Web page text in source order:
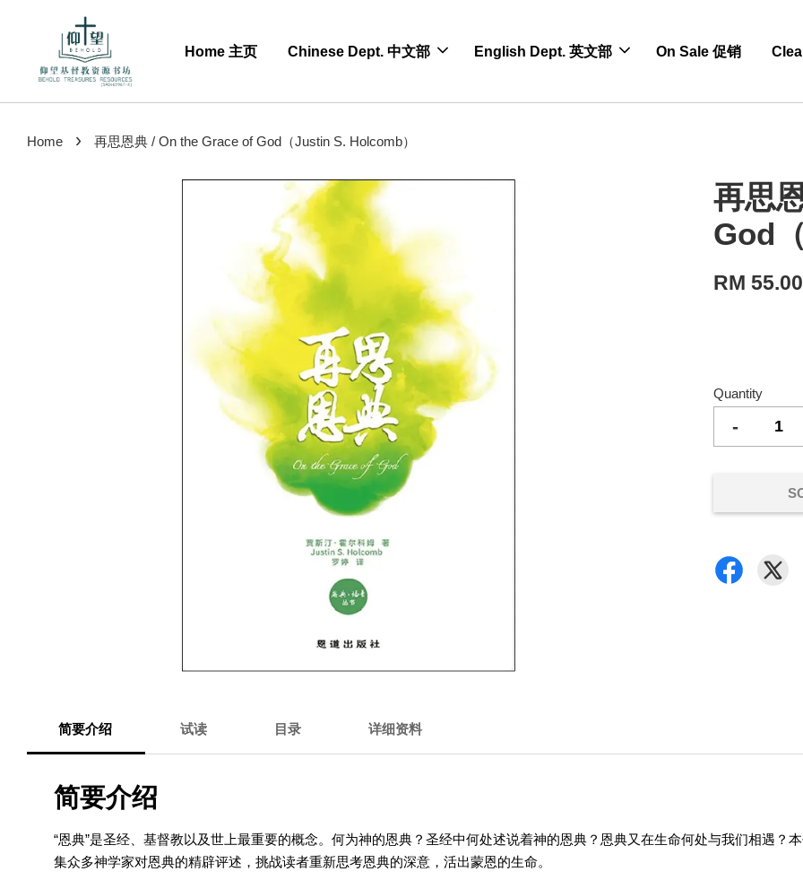
Home 主页 Chinese Dept. 中文部 English Dept. 英文部 On Sale 促销
Home › 再思恩典 / On the Grace of God（Justin S. Holcomb）
再思
God
RM 55.00
Quantity
-
简要介绍 试读 目录 详细资料
简要介绍
“恩典”是圣经、基督教以及世上最重要的概念。何为神的恩典？圣经中何处述说着神的恩典？恩典又在生命何处与我们相遇？
集众多神学家对恩典的精辟评述，挑战读者重新思考恩典的深意，活出蒙恩的生命。